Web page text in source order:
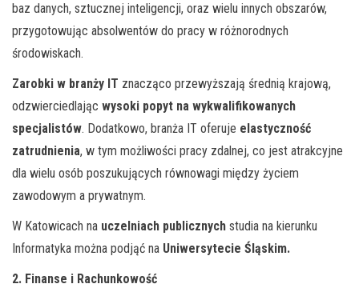
baz danych, sztucznej inteligencji, oraz wielu innych obszarów,
przygotowując absolwentów do pracy w różnorodnych
środowiskach.
Zarobki w branży IT znacząco przewyższają średnią krajową,
odzwierciedlając wysoki popyt na wykwalifikowanych
specjalistów. Dodatkowo, branża IT oferuje elastyczność
zatrudnienia, w tym możliwości pracy zdalnej, co jest atrakcyjne
dla wielu osób poszukujących równowagi między życiem
zawodowym a prywatnym.
W Katowicach na uczelniach publicznych studia na kierunku
Informatyka można podjąć na Uniwersytecie Śląskim.
2. Finanse i Rachunkowość